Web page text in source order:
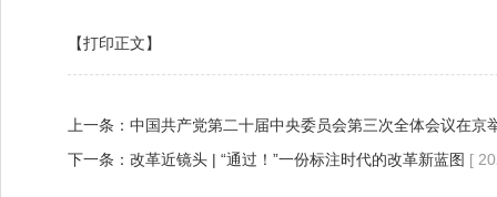
【打印正文】
上一条： 中国共产党第二十届中央委员会第三次全体会议在京
下一条： 改革近镜头 | “通过！”一份标注时代的改革新蓝图 [